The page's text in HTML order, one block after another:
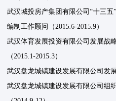
武汉城投房产集团有限公司“十三五
编制工作顾问（2015.6-2015.9）
武汉体育发展投资有限公司发展战
（2015.1-2015.3）
武汉盘龙城镇建设发展有限公司发
武汉盘龙城镇建设发展有限公司组